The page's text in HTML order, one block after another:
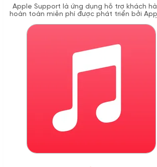
Apple Support là ứng dụng hỗ trợ khách
hoàn toàn miễn phí được phát triển bởi
cấp giải pháp hỗ trợ toàn diện cho tất cả
Genius Bar, và hướng dẫn tự khắc phục sự
cách chi tiết.